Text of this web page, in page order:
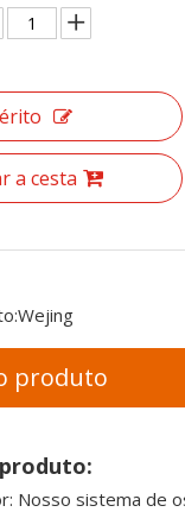
a cesta
Wejing
produto
Nosso sistema de